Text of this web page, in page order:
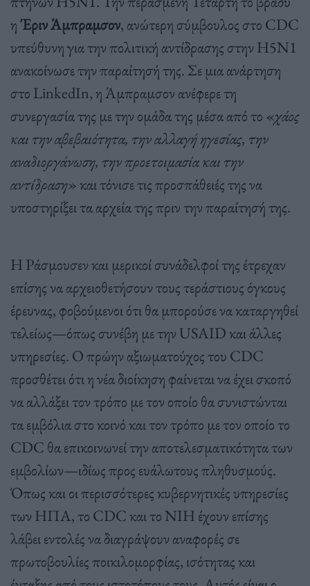
ηΈριν Άμπραμσον, ανώτερη σύμβουλος στο CDC
υπεύθυνη για την πολιτική αντίδρασης στην H5N1
ανακοίνωσε την παραίτησή της. Σε μια ανάρτηση
στο LinkedIn, η Άμπραμσον ανέφερε τη
συνεργασία της με την ομάδα της μέσα από το «χάος
και την αβεβαιότητα, την αλλαγή ηγεσίας, την
αναδιοργάνωση, την προετοιμασία και την
αντίδραση» και τόνισε τις προσπάθειές της να
υποστηρίξει τα αρχεία της πριν την παραίτησή της.
Η Ράσμουσεν και μερικοί συνάδελφοί της έτρεχαν
επίσης να αρχειοθετήσουν τους τεράστιους όγκους
έρευνας, φοβούμενοι ότι θα μπορούσε να καταργηθεί
τελείως—όπως συνέβη με την USAID και άλλες
υπηρεσίες. Ο πρώην αξιωματούχος του CDC
προσθέτει ότι η νέα διοίκηση φαίνεται να έχει σκοπό
να αλλάξει τον τρόπο με τον οποίο θα συνιστώνται
τα εμβόλια στο κοινό και τον τρόπο με τον οποίο το
CDC θα επικοινωνεί την αποτελεσματικότητα των
εμβολίων—ιδίως προς ευάλωτους πληθυσμούς.
Όπως και οι περισσότερες κυβερνητικές υπηρεσίες
των ΗΠΑ, το CDC και το NIH έχουν επίσης
λάβει εντολές να διαγράψουν αναφορές σε
πρωτοβουλίες ποικιλομορφίας, ισότητας και